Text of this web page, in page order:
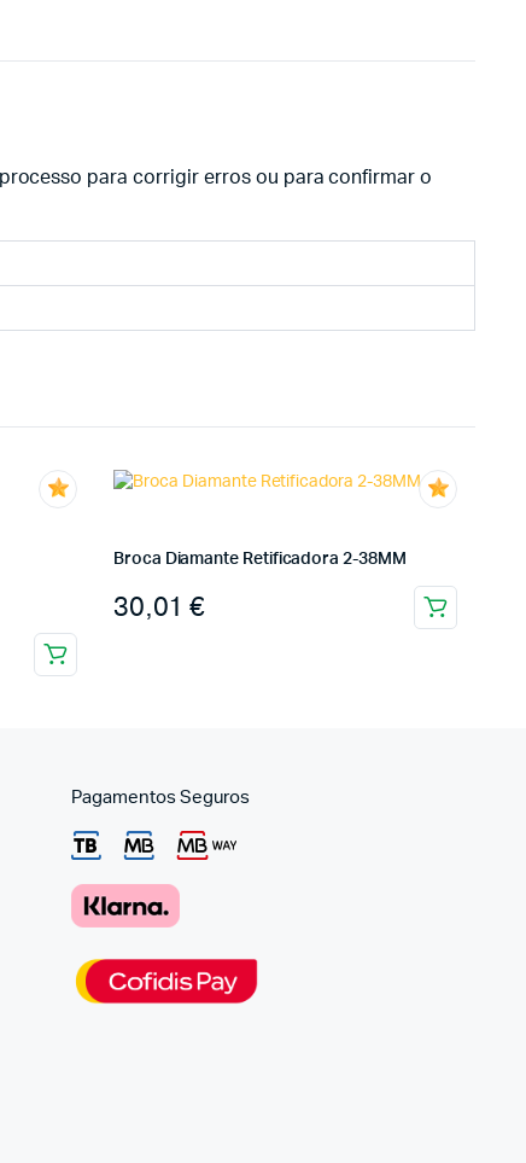
para corrigir erros ou para confirmar o
Broca Diamante Retificadora 2-38MM
30,01 €
Pagamentos Seguros